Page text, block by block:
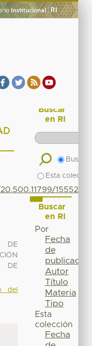
15552
DE
DE
del
Buscar
en RI
Buscar
Esta
Buscar
en RI
Por
Fecha
de
publicación
Autor
Título
Materia
Tipo
Esta
colección
Fecha